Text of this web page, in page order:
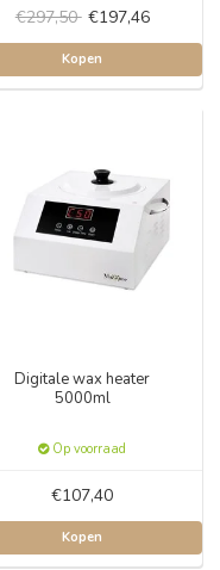
€297,50 €197,46
Kopen
Digitale wax heater
5000ml
Op voorraad
€107,40
Kopen